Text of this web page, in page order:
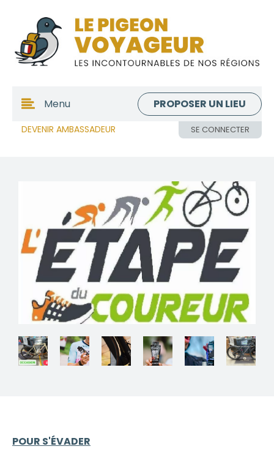
DEVENIR AMBASSADEUR SE CONNECTER
Menu PROPOSER UN LIEU
POUR S'ÉVADER